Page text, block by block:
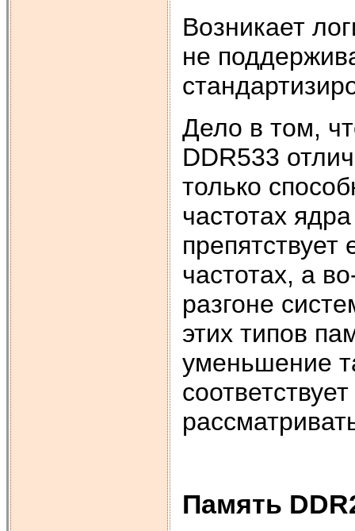
Возникает
не
Дело в том,
DDR533
только
частотах
частотах, а
разгоне
этих типов
уменьшение
Память